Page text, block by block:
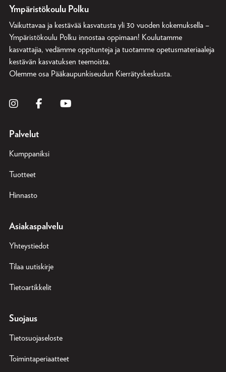
Ympäristökoulu Polku
Vaikuttavaa ja kestävää kasvatusta yli 30 vuoden kokemuksella –
Ympäristökoulu Polku innostaa oppimaan! Koulutamme
kasvattajia, vedämme oppitunteja ja tuotamme opetusmateriaaleja
kestävän kasvatuksen teemoista.
Olemme osa Pääkaupunkiseudun Kierrätyskeskusta.
Palvelut
Kumppaniksi
Tuotteet
Hinnasto
Asiakaspalvelu
Yhteystiedot
Tilaa uutiskirje
Tietoartikkelit
Suojaus
Tietosuojaseloste
Toimintaperiaatteet